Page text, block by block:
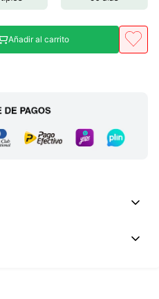
Añadir al carrito